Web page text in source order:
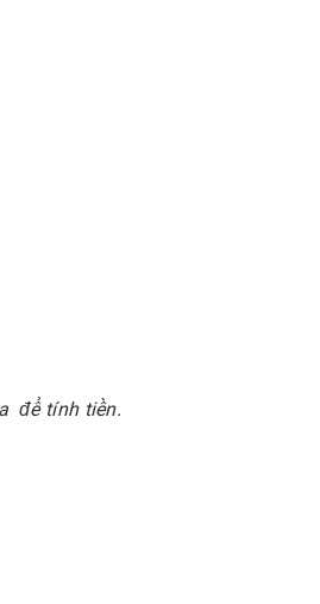
để tính tiền.